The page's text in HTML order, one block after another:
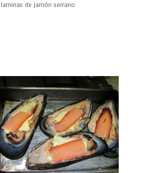
laminas de jamón serrano